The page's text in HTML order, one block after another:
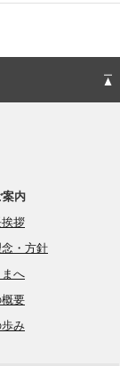
案内
拶
・方針
へ
要
み